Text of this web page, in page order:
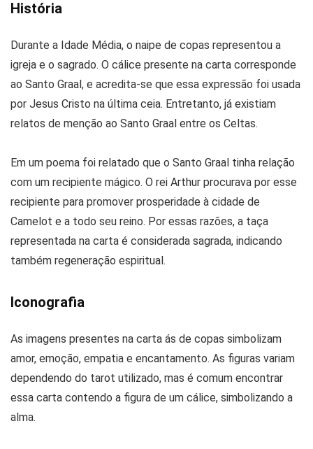
História
Durante a Idade Média, o naipe de copas representou a
igreja e o sagrado. O cálice presente na carta corresponde
ao Santo Graal, e acredita-se que essa expressão foi usada
por Jesus Cristo na última ceia. Entretanto, já existiam
relatos de menção ao Santo Graal entre os Celtas.
Em um poema foi relatado que o Santo Graal tinha relação
com um recipiente mágico. O rei Arthur procurava por esse
recipiente para promover prosperidade à cidade de
Camelot e a todo seu reino. Por essas razões, a taça
representada na carta é considerada sagrada, indicando
também regeneração espiritual.
Iconografia
As imagens presentes na carta ás de copas simbolizam
amor, emoção, empatia e encantamento. As figuras variam
dependendo do tarot utilizado, mas é comum encontrar
essa carta contendo a figura de um cálice, simbolizando a
alma.